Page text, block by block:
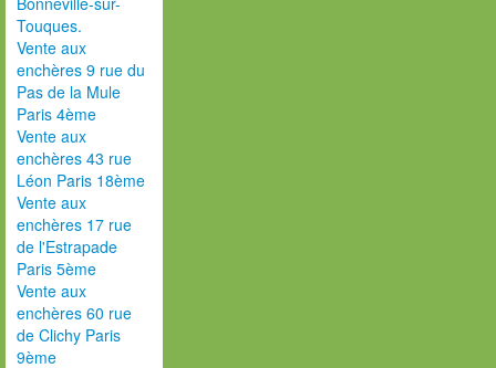
Touques.
Vente aux
enchères 9 rue du
Pas de la Mule
Paris 4ème
Vente aux
enchères 43 rue
Léon Paris 18ème
Vente aux
enchères 17 rue
de l'Estrapade
Paris 5ème
Vente aux
enchères 60 rue
de Clichy Paris
9ème